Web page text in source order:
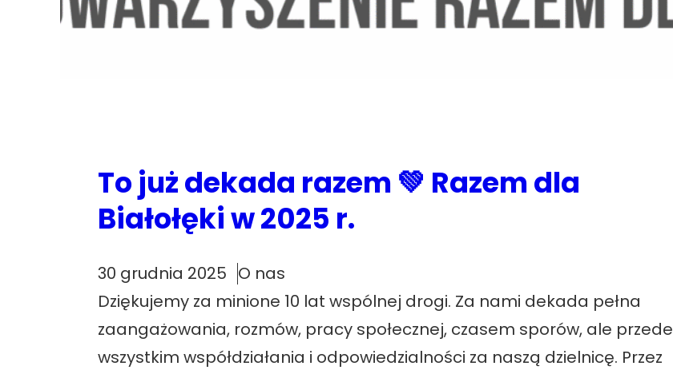
To już dekada razem 💚 Razem dla
Białołęki w 2025 r.
30 grudnia 2025 O nas
Dziękujemy za minione 10 lat wspólnej drogi. Za nami dekada pełna
zaangażowania, rozmów, pracy społecznej, czasem sporów, ale przede
wszystkim współdziałania i odpowiedzialności za naszą dzielnicę. Przez